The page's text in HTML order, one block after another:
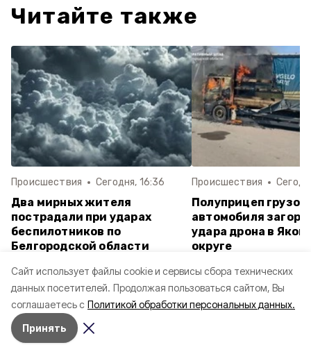
Cайт использует файлы cookie и сервисы сбора технических
данных посетителей. Продолжая пользоваться сайтом, Вы
соглашаетесь с Политикой обработки персональных данных.
Принять
Читайте также
Происшествия Сегодня, 16:36
Два мирных жителя
пострадали при ударах
беспилотников по
Белгородской области
Происшествия
Полуприцеп
автомобиля
удара дрона в
округе
Лучшее за Неделю Месяц
ВСУ атаковали беспилотником Белгород
Вчера, 09:12